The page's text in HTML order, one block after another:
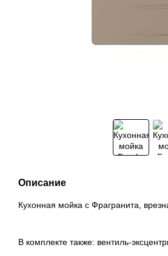
Описание
Кухонная мойка с Фрагранита,
В комплекте также: вентиль-